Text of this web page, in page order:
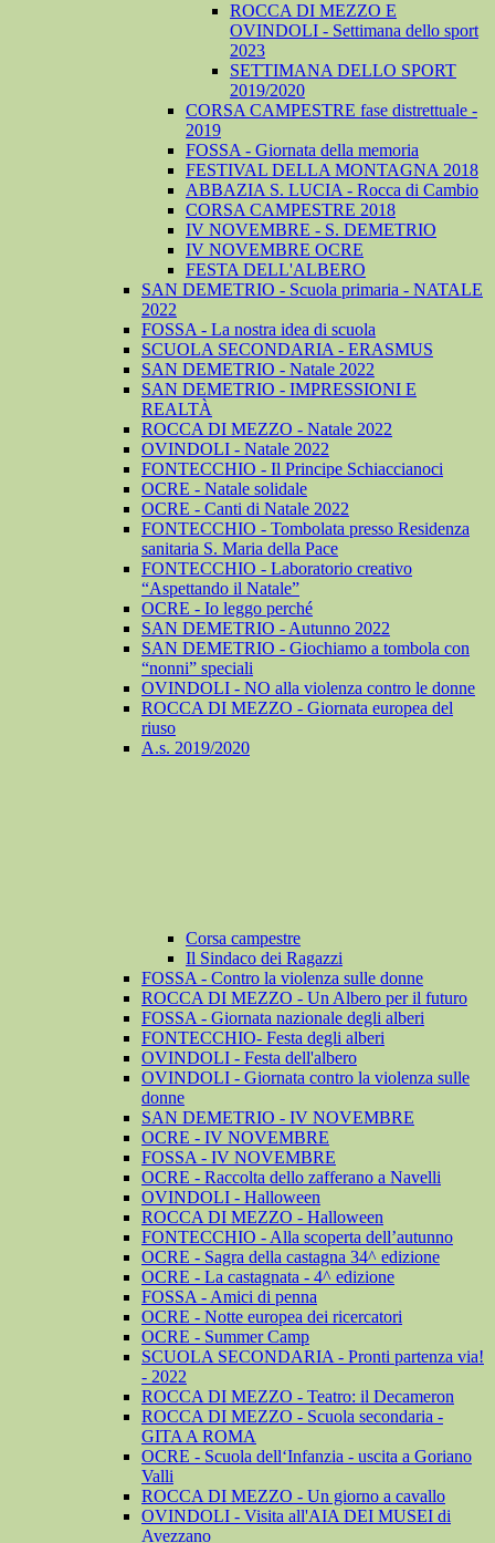
ROCCA DI MEZZO E
OVINDOLI - Settimana dello sport
2023
SETTIMANA DELLO SPORT
2019/2020
CORSA CAMPESTRE fase distrettuale -
2019
FOSSA - Giornata della memoria
FESTIVAL DELLA MONTAGNA 2018
ABBAZIA S. LUCIA - Rocca di Cambio
CORSA CAMPESTRE 2018
IV NOVEMBRE - S. DEMETRIO
IV NOVEMBRE OCRE
FESTA DELL'ALBERO
SAN DEMETRIO - Scuola primaria - NATALE
2022
FOSSA - La nostra idea di scuola
SCUOLA SECONDARIA - ERASMUS
SAN DEMETRIO - Natale 2022
SAN DEMETRIO - IMPRESSIONI E
REALTÀ
ROCCA DI MEZZO - Natale 2022
OVINDOLI - Natale 2022
FONTECCHIO - Il Principe Schiaccianoci
OCRE - Natale solidale
OCRE - Canti di Natale 2022
FONTECCHIO - Tombolata presso Residenza
sanitaria S. Maria della Pace
FONTECCHIO - Laboratorio creativo
“Aspettando il Natale”
OCRE - Io leggo perché
SAN DEMETRIO - Autunno 2022
SAN DEMETRIO - Giochiamo a tombola con
“nonni” speciali
OVINDOLI - NO alla violenza contro le donne
ROCCA DI MEZZO - Giornata europea del
riuso
A.s. 2019/2020
Corsa campestre
Il Sindaco dei Ragazzi
FOSSA - Contro la violenza sulle donne
ROCCA DI MEZZO - Un Albero per il futuro
FOSSA - Giornata nazionale degli alberi
FONTECCHIO- Festa degli alberi
OVINDOLI - Festa dell'albero
OVINDOLI - Giornata contro la violenza sulle
donne
SAN DEMETRIO - IV NOVEMBRE
OCRE - IV NOVEMBRE
FOSSA - IV NOVEMBRE
OCRE - Raccolta dello zafferano a Navelli
OVINDOLI - Halloween
ROCCA DI MEZZO - Halloween
FONTECCHIO - Alla scoperta dell’autunno
OCRE - Sagra della castagna 34^ edizione
OCRE - La castagnata - 4^ edizione
FOSSA - Amici di penna
OCRE - Notte europea dei ricercatori
OCRE - Summer Camp
SCUOLA SECONDARIA - Pronti partenza via!
- 2022
ROCCA DI MEZZO - Teatro: il Decameron
ROCCA DI MEZZO - Scuola secondaria -
GITA A ROMA
OCRE - Scuola dell‘Infanzia - uscita a Goriano
Valli
ROCCA DI MEZZO - Un giorno a cavallo
OVINDOLI - Visita all'AIA DEI MUSEI di
Avezzano